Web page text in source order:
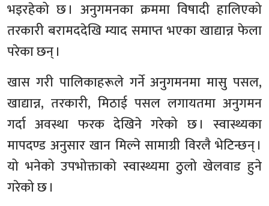
भइरहेको छ । अनुगमनका क्रममा विषादी हालिएको
तरकारी बरामददेखि म्याद समाप्त भएका खाद्यान्न फेला
परेका छन् ।
खास गरी पालिकाहरूले गर्ने अनुगमनमा मासु पसल,
खाद्यान्न, तरकारी, मिठाई पसल लगायतमा अनुगमन
गर्दा अवस्था फरक देखिने गरेको छ । स्वास्थ्यका
मापदण्ड अनुसार खान मिल्ने सामाग्री विरलै भेटिन्छन् ।
यो भनेको उपभोक्ताको स्वास्थ्यमा ठुलो खेलवाड हुने
गरेको छ ।